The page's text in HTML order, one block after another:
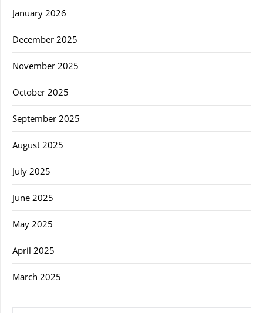
January 2026
December 2025
November 2025
October 2025
September 2025
August 2025
July 2025
June 2025
May 2025
April 2025
March 2025